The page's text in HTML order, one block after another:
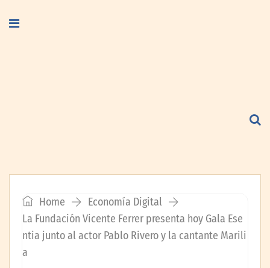
Home
Economía Digital
La Fundación Vicente Ferrer presenta hoy Gala Ese
ntia junto al actor Pablo Rivero y la cantante Marili
a